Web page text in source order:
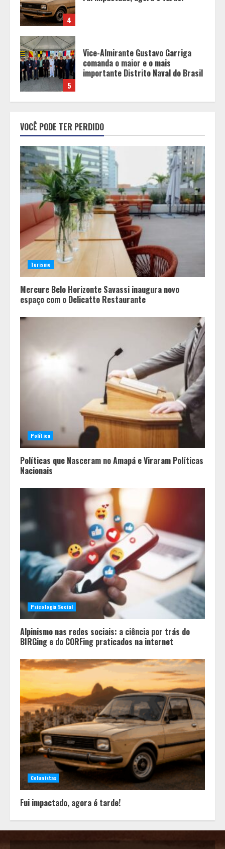
5
1
Mercure Belo Horizonte Savassi
inaugura novo espaço com o
Delicatto Restaurante
2
Políticas que Nasceram no Amapá e
Viraram Políticas Nacionais
3
Alpinismo nas redes sociais: a
ciência por trás do BIRGing e do
CORFing praticados na internet
Fui impactado, agora é tarde!
VOCÊ PODE TER PERDIDO
Turismo
Mercure Belo Horizonte Savassi inaugura novo
espaço com o Delicatto Restaurante
Política
Políticas que Nasceram no Amapá e Viraram Políticas
Nacionais
Psicologia Social
Alpinismo nas redes sociais: a ciência por trás do
BIRGing e do CORFing praticados na internet
Colunistas
Fui impactado, agora é tarde!